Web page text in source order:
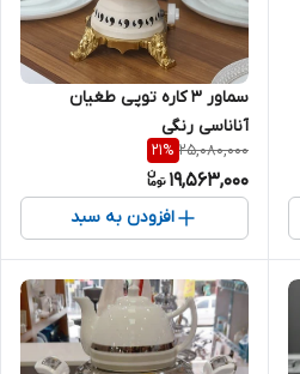
سماور ۳ کاره توپی طغیان
آناناسی رنگی
25,080,000
21%
19,563,000
افزودن به سبد